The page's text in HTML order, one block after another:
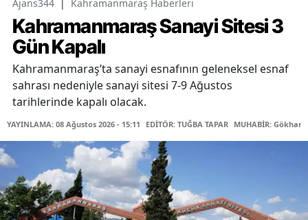
Ajans344 | Kahramanmaraş Haberleri
Kahramanmaraş Sanayi Sitesi 3
Gün Kapalı
Kahramanmaraş’ta sanayi esnafının geleneksel esnaf
sahrası nedeniyle sanayi sitesi 7-9 Ağustos
tarihlerinde kapalı olacak.
YAYINLAMA: 08 Ağustos 2026 - 15:11 EDİTÖR: TUĞBA TAPAR MUHABİR: Gökhan